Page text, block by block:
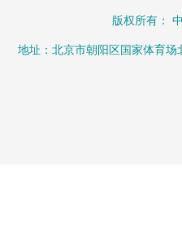
版权所有：
地址：北京市朝阳区国家体育